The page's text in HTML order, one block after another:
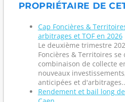
PROPRIÉTAIRE DE
Cap Foncières &
arbitrages et TOF en 2026
Le deuxième trimestre
Foncières & Territoires
combinaison de collecte
nouveaux
anticipées et
Rendement et bail long